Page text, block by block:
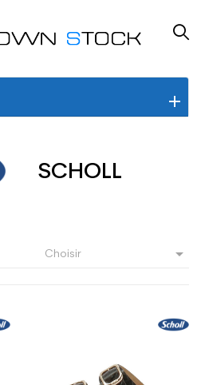
SCHOLL
Choisir 